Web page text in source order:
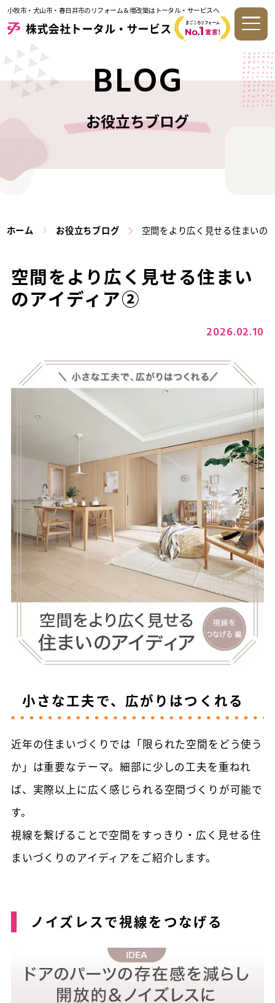
小牧市・犬山市・春日井市のリフォーム＆増改築はトータル・サービスへ
BLOG
お役立ちブログ
ホーム お役立ちブログ 空間をより広く見せる住まいの
空間をより広く見せる住まい
のアイディア②
2026.02.10
小さな工夫で、広がりはつくれる
近年の住まいづくりでは「限られた空間をどう使う
か」は重要なテーマ。細部に少しの工夫を重ねれ
ば、実際以上に広く感じられる空間づくりが可能で
す。
視線を繋げることで空間をすっきり・広く見せる住
まいづくりのアイディアをご紹介します。
ノイズレスで視線をつなげる